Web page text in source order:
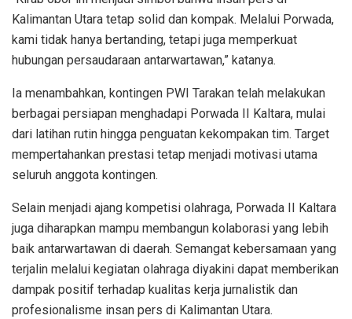
Kalimantan Utara tetap solid dan kompak. Melalui Porwada,
kami tidak hanya bertanding, tetapi juga memperkuat
hubungan persaudaraan antarwartawan,” katanya.
Ia menambahkan, kontingen PWI Tarakan telah melakukan
berbagai persiapan menghadapi Porwada II Kaltara, mulai
dari latihan rutin hingga penguatan kekompakan tim. Target
mempertahankan prestasi tetap menjadi motivasi utama
seluruh anggota kontingen.
Selain menjadi ajang kompetisi olahraga, Porwada II Kaltara
juga diharapkan mampu membangun kolaborasi yang lebih
baik antarwartawan di daerah. Semangat kebersamaan yang
terjalin melalui kegiatan olahraga diyakini dapat memberikan
dampak positif terhadap kualitas kerja jurnalistik dan
profesionalisme insan pers di Kalimantan Utara.